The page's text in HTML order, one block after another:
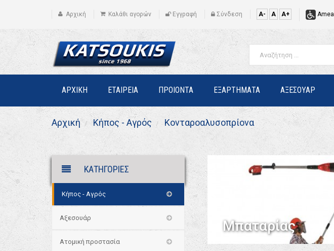
Αρχική Καλάθι αγορών Εγγραφή Σύνδεση A- A A+ Amea
ΑΡΧΙΚΗ ΕΤΑΙΡΕΙΑ ΠΡΟΙΟΝΤΑ ΕΞΑΡΤΗΜΑΤΑ ΑΞΕΣΟΥΑΡ
Αρχική Κήπος - Αγρός Κονταροαλυσοπρίονα
ΚΑΤΗΓΟΡΙΕΣ
Κήπος - Αγρός
Αξεσουάρ
Ατομική προστασία
Μπαταρίας